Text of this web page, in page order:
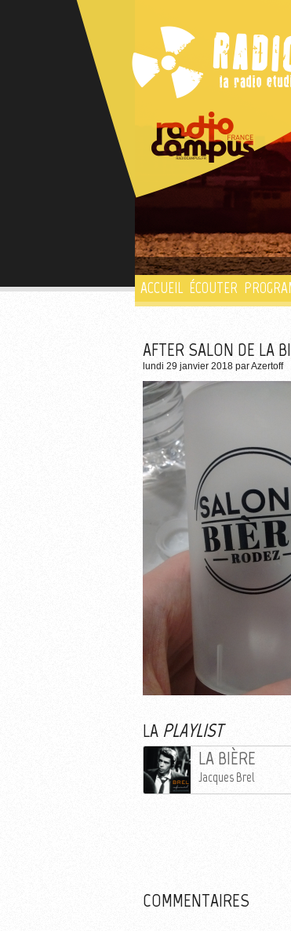
ACCUEIL ÉCOUTER
AFTER SALON DE LA
lundi 29 janvier 2018 parAzertoff
LA PLAYLIST
LA BIÈRE
Jacques Brel
COMMENTAIRES